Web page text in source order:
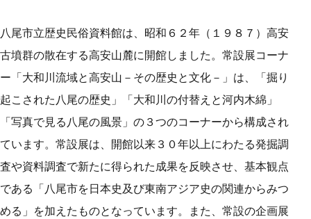
八尾市立歴史民俗資料館は、昭和６２年（１９８７）高安
古墳群の散在する高安山麓に開館しました。常設展コーナ
ー「大和川流域と高安山－その歴史と文化－」は、「掘り
起こされた八尾の歴史」「大和川の付替えと河内木綿」
「写真で見る八尾の風景」の３つのコーナーから構成され
ています。常設展は、開館以来３０年以上にわたる発掘調
査や資料調査で新たに得られた成果を反映させ、基本観点
である「八尾市を日本史及び東南アジア史の関連からみつ
める」を加えたものとなっています。また、常設の企画展